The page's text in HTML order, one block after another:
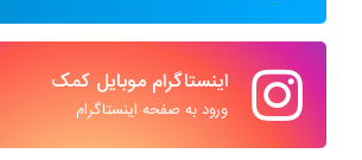
اینستاگرام موبایل کمک
ورود به صفحه اینستاگرام